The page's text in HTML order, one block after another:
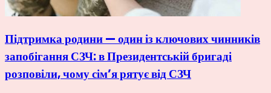
Підтримка родини — один із ключових чинників
запобігання СЗЧ: в Президентській бригаді
розповіли, чому сім’я рятує від СЗЧ